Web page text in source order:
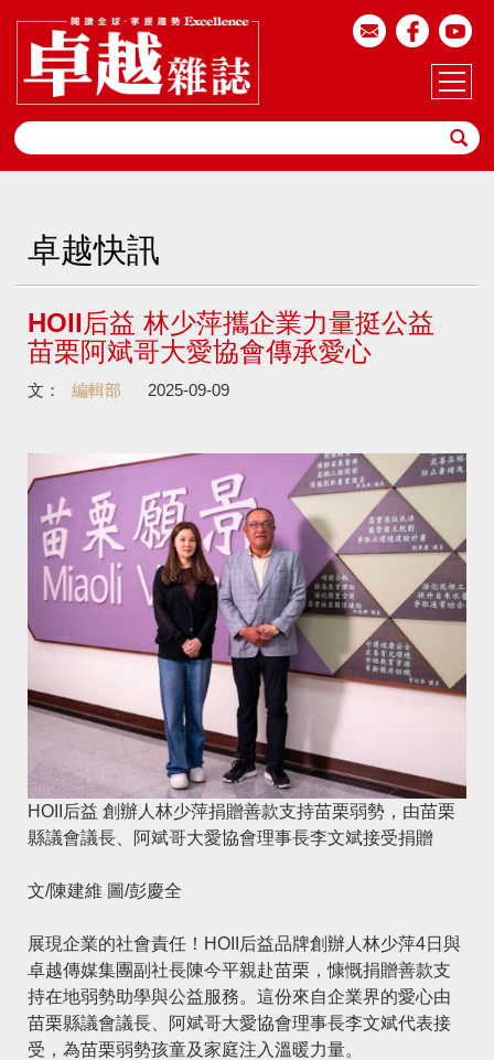
卓越快訊
HOII后益 林少萍攜企業力量挺公益
苗栗阿斌哥大愛協會傳承愛心
文： 編輯部 2025-09-09
HOII后益 創辦人林少萍捐贈善款支持苗栗弱勢，由苗栗
縣議會議長、阿斌哥大愛協會理事長李文斌接受捐贈
文/陳建維 圖/彭慶全
展現企業的社會責任！HOII后益品牌創辦人林少萍4日與
卓越傳媒集團副社長陳今平親赴苗栗，慷慨捐贈善款支
持在地弱勢助學與公益服務。這份來自企業界的愛心由
苗栗縣議會議長、阿斌哥大愛協會理事長李文斌代表接
受，為苗栗弱勢孩童及家庭注入溫暖力量。